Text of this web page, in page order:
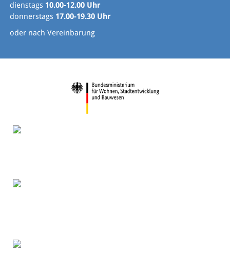
dienstags 10.00-12.00 Uhr
donnerstags 17.00-19.30 Uhr
oder nach Vereinbarung